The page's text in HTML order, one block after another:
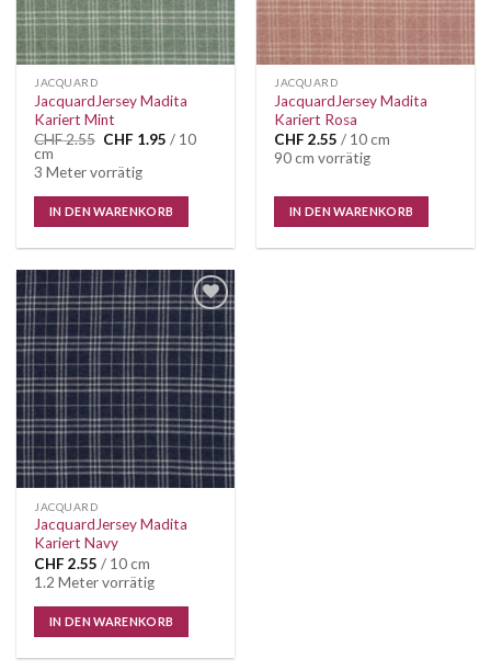
JACQUARD
JacquardJersey Madita
Kariert Mint
CHF2.55 Ursprünglicher
war:
CHF 2.55
CHF 1.95 Aktueller
/ 10
cm
3 Meter vorrätig
IN DEN WARENKORB
JACQUARD
JacquardJersey Madita
Kariert Rosa
CHF 2.55 / 10 cm
90 cm vorrätig
IN DEN WARENKORB
Auf die
Wunschliste
JACQUARD
JacquardJersey Madita
Kariert Navy
CHF 2.55 / 10 cm
1.2 Meter vorrätig
IN DEN WARENKORB